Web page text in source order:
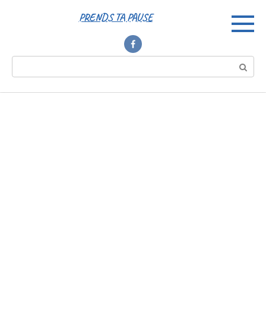
PRENDS TA PAUSE